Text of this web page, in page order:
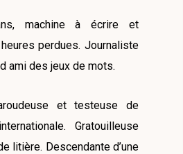
machine à écrire et
perdues. Journaliste
ami des jeux de mots.
et testeuse de
Gratouilleuse
litière. Descendante d’une